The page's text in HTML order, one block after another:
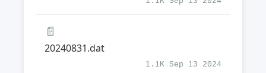
📄
20240831.dat
1.1K Sep 13 2024